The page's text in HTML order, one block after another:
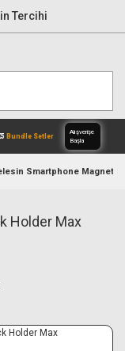
Tercihi
Alışverişe
Smartphone Magnetic
Holder Max